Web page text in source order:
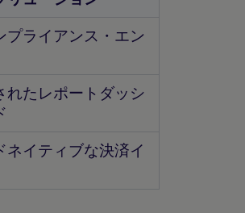
プライアンス・エン
れたレポートダッシ
ネイティブな決済イ